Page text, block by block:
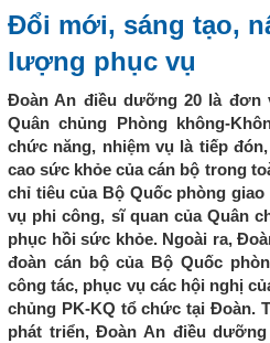
Đổi mới, sáng tạo,
lượng phục vụ
Đoàn An điều dưỡng 20 là đơn
Quân chủng Phòng không-
chức năng, nhiệm vụ là tiếp
cao sức khỏe của cán bộ trong
chỉ tiêu của Bộ Quốc phòng
vụ phi công, sĩ quan của Quân
phục hồi sức khỏe. Ngoài ra,
đoàn cán bộ của Bộ Quốc
công tác, phục vụ các hội nghị
chủng PK-KQ tổ chức tại Đoàn.
phát triển, Đoàn An điều